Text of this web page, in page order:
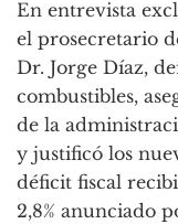
En entrevista
el prosecretario
Dr. Jorge Díaz,
combustibles,
de la
y justificó los
déficit fiscal
2,8% anunciado